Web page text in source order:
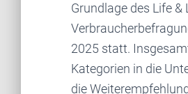
Grundlage des Life
2025 statt.
Kategorien in die
die